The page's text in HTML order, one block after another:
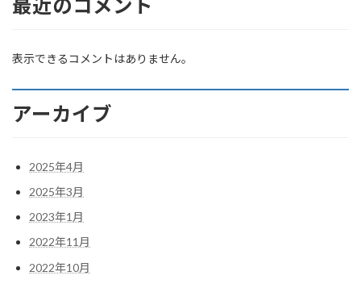
最近のコメント
表示できるコメントはありません。
アーカイブ
2025年4月
2025年3月
2023年1月
2022年11月
2022年10月